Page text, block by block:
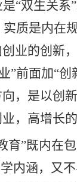
“双生关系
实质是内在
业的创新
”前面加“创
，是以创
，高增长的
育”既内在
内涵，又